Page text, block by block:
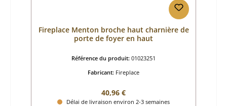
Fireplace Menton broche haut charnière de
porte de foyer en haut
Référence du produit: 01023251
Fabricant: Fireplace
Prix régulier :
40,96 €
Délai de livraison environ 2-3 semaines